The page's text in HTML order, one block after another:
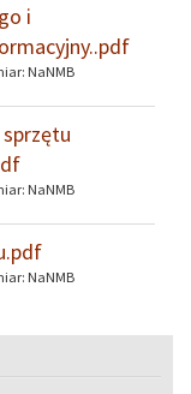
i
NaNMB
NaNMB
NaNMB